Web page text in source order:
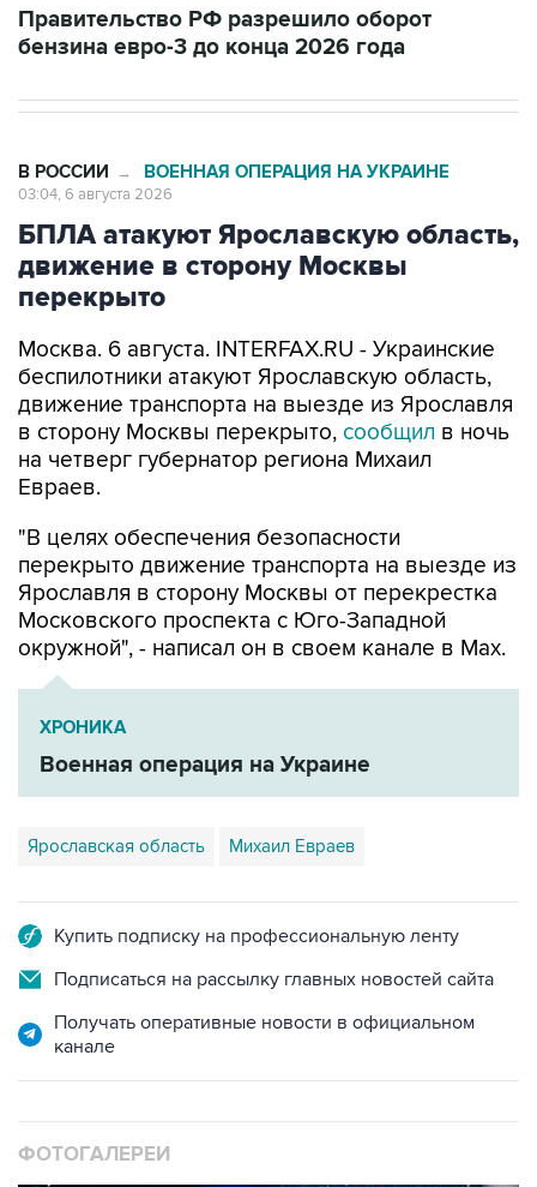
Правительство РФ разрешило оборот
бензина евро-3 до конца 2026 года
В РОССИИ → ВОЕННАЯ ОПЕРАЦИЯ НА УКРАИНЕ
03:04, 6 августа 2026
БПЛА атакуют Ярославскую область,
движение в сторону Москвы
перекрыто
Москва. 6 августа. INTERFAX.RU - Украинские
беспилотники атакуют Ярославскую область,
движение транспорта на выезде из Ярославля
в сторону Москвы перекрыто, сообщил в ночь
на четверг губернатор региона Михаил
Евраев.
"В целях обеспечения безопасности
перекрыто движение транспорта на выезде из
Ярославля в сторону Москвы от перекрестка
Московского проспекта с Юго-Западной
окружной", - написал он в своем канале в Мах.
ХРОНИКА
Военная операция на Украине
Ярославская область Михаил Евраев
Купить подписку на профессиональную ленту
Подписаться на рассылку главных новостей сайта
Получать оперативные новости в официальном
канале
ФОТОГАЛЕРЕИ